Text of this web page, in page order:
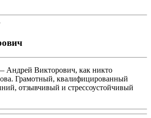
Андрей Викторович, как никто
Грамотный, квалифицированный
отзывчивый и стрессоустойчивый